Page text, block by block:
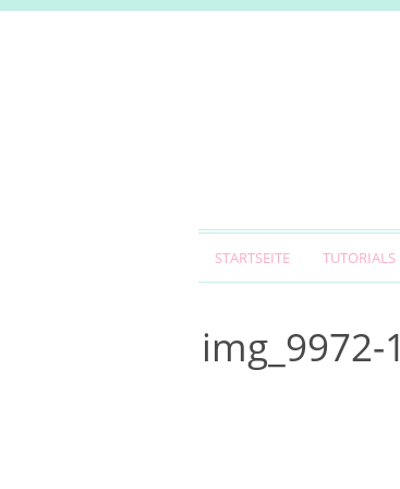
STARTSEITE TUTORIALS
img_9972-1